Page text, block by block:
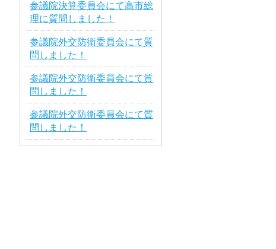
参議院決算委員会にて高市総
理に質問しました！
参議院外交防衛委員会にて質
問しました！
参議院外交防衛委員会にて質
問しました！
参議院外交防衛委員会にて質
問しました！